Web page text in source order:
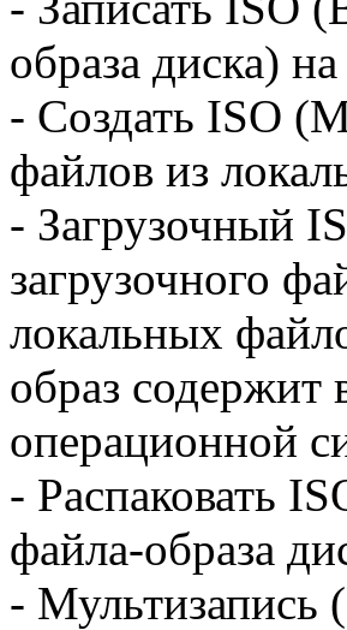
образа диска)
- Создать ISO
файлов из
- Загрузочный
загрузочного
локальных
образ содержит
операционной
- Распаковать
файла-образа
- Мультизапись